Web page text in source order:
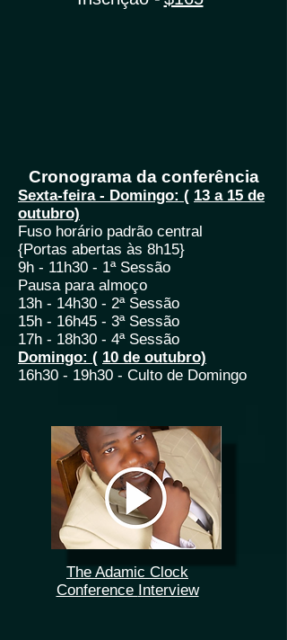
Cronograma da conferência
Sexta-feira - Domingo: ( 13 a 15 de
outubro)
Fuso horário padrão central
{Portas abertas às 8h15}
9h - 11h30 - 1ª Sessão
Pausa para almoço
13h - 14h30 - 2ª Sessão
15h - 16h45 - 3ª Sessão
17h - 18h30 - 4ª Sessão
Domingo: ( 10 de outubro)
16h30 - 19h30 - Culto de Domingo
The Adamic Clock
Conference Interview